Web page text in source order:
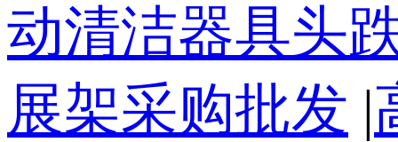
动清洁器具头
展架采购批发 |